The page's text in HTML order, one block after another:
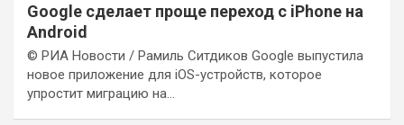
Google сделает проще переход с iPhone на
Android
© РИА Новости / Рамиль Ситдиков Google выпустила
новое приложение для iOS-устройств, которое
упростит миграцию на…